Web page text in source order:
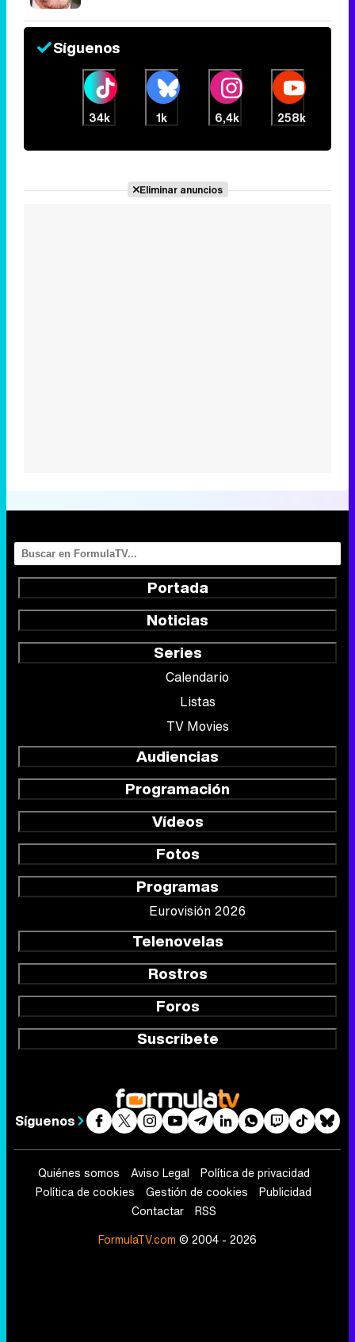
Síguenos
34k 1k 6,4k 258k
Eliminar anuncios
Portada
Noticias
Series
Calendario
Listas
TV Movies
Audiencias
Programación
Vídeos
Fotos
Programas
Eurovisión 2026
Telenovelas
Rostros
Foros
Suscríbete
Síguenos
Quiénes somos Aviso Legal
Política de privacidad
Política de cookies
Gestión de cookies
Publicidad
Contactar
RSS
FormulaTV.com © 2004 - 2026